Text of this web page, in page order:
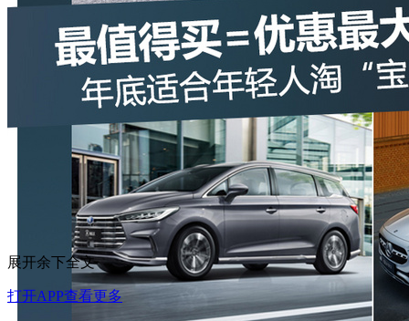
展开余下全文
打开APP查看更多